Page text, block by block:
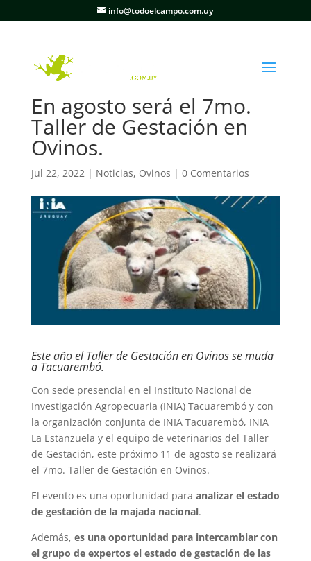
info@todoelcampo.com.uy
En agosto será el 7mo.
Taller de Gestación en
Ovinos.
Jul 22, 2022| Noticias, Ovinos | 0 Comentarios
Este año el Taller de Gestación en Ovinos se muda
a Tacuarembó.
Con sede presencial en el Instituto Nacional de
Investigación Agropecuaria (INIA) Tacuarembó y con
la organización conjunta de INIA Tacuarembó, INIA
La Estanzuela y el equipo de veterinarios del Taller
de Gestación, este próximo 11 de agosto se realizará
el 7mo. Taller de Gestación en Ovinos.
El evento es una oportunidad para analizar el estado
de gestación de la majada nacional.
Además, es una oportunidad para intercambiar con
el grupo de expertos el estado de gestación de las